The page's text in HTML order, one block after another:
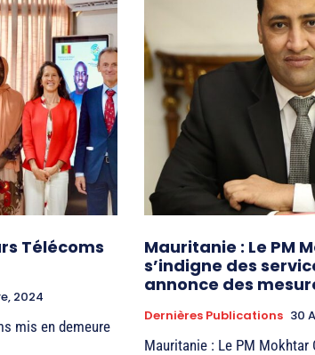
Télécoms
2024
mis en demeure
Mauritanie : Le PM
s’indigne des
annonce des
Dernières Publications 30
Mauritanie : Le PM Mokhtar